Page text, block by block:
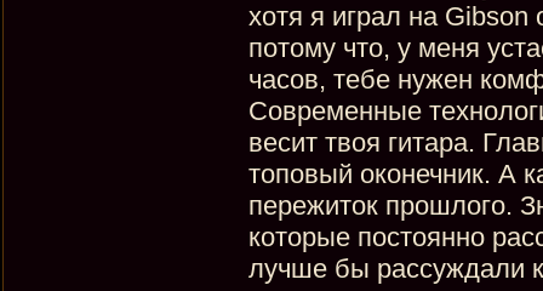
хотя я играл на
потому что, у меня
часов, тебе нужен
Современные
весит твоя гитара.
топовый оконечник. А
пережиток прошлого.
которые постоянно
лучше бы рассуждали